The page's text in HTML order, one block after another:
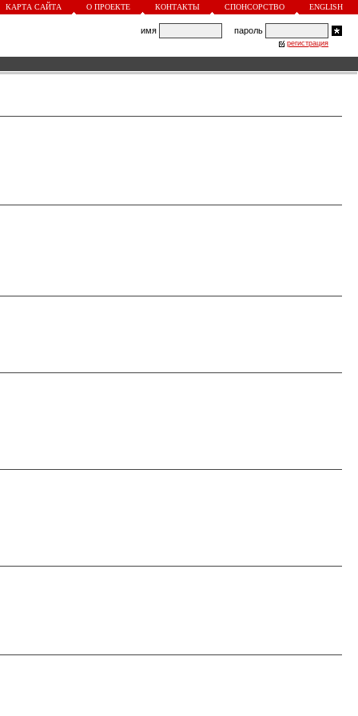
КАРТА САЙТА О ПРОЕКТЕ КОНТАКТЫ СПОНСОРСТВО ENGLISH
имя пароль
регистрация